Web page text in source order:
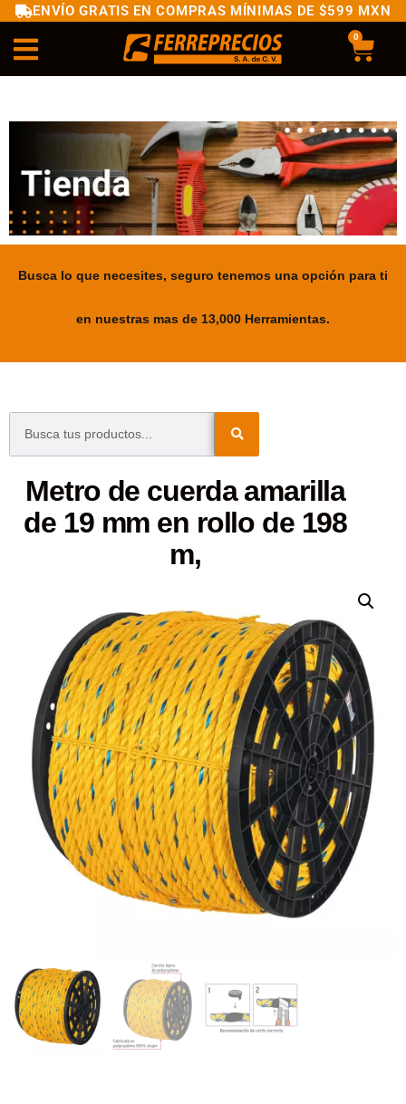
ENVÍO GRATIS EN COMPRAS MÍNIMAS DE $599 MXN
0
Busca lo que necesites, seguro tenemos una opción para ti
en nuestras mas de 13,000 Herramientas.
Metro de cuerda amarilla
de 19 mm en rollo de 198
m,